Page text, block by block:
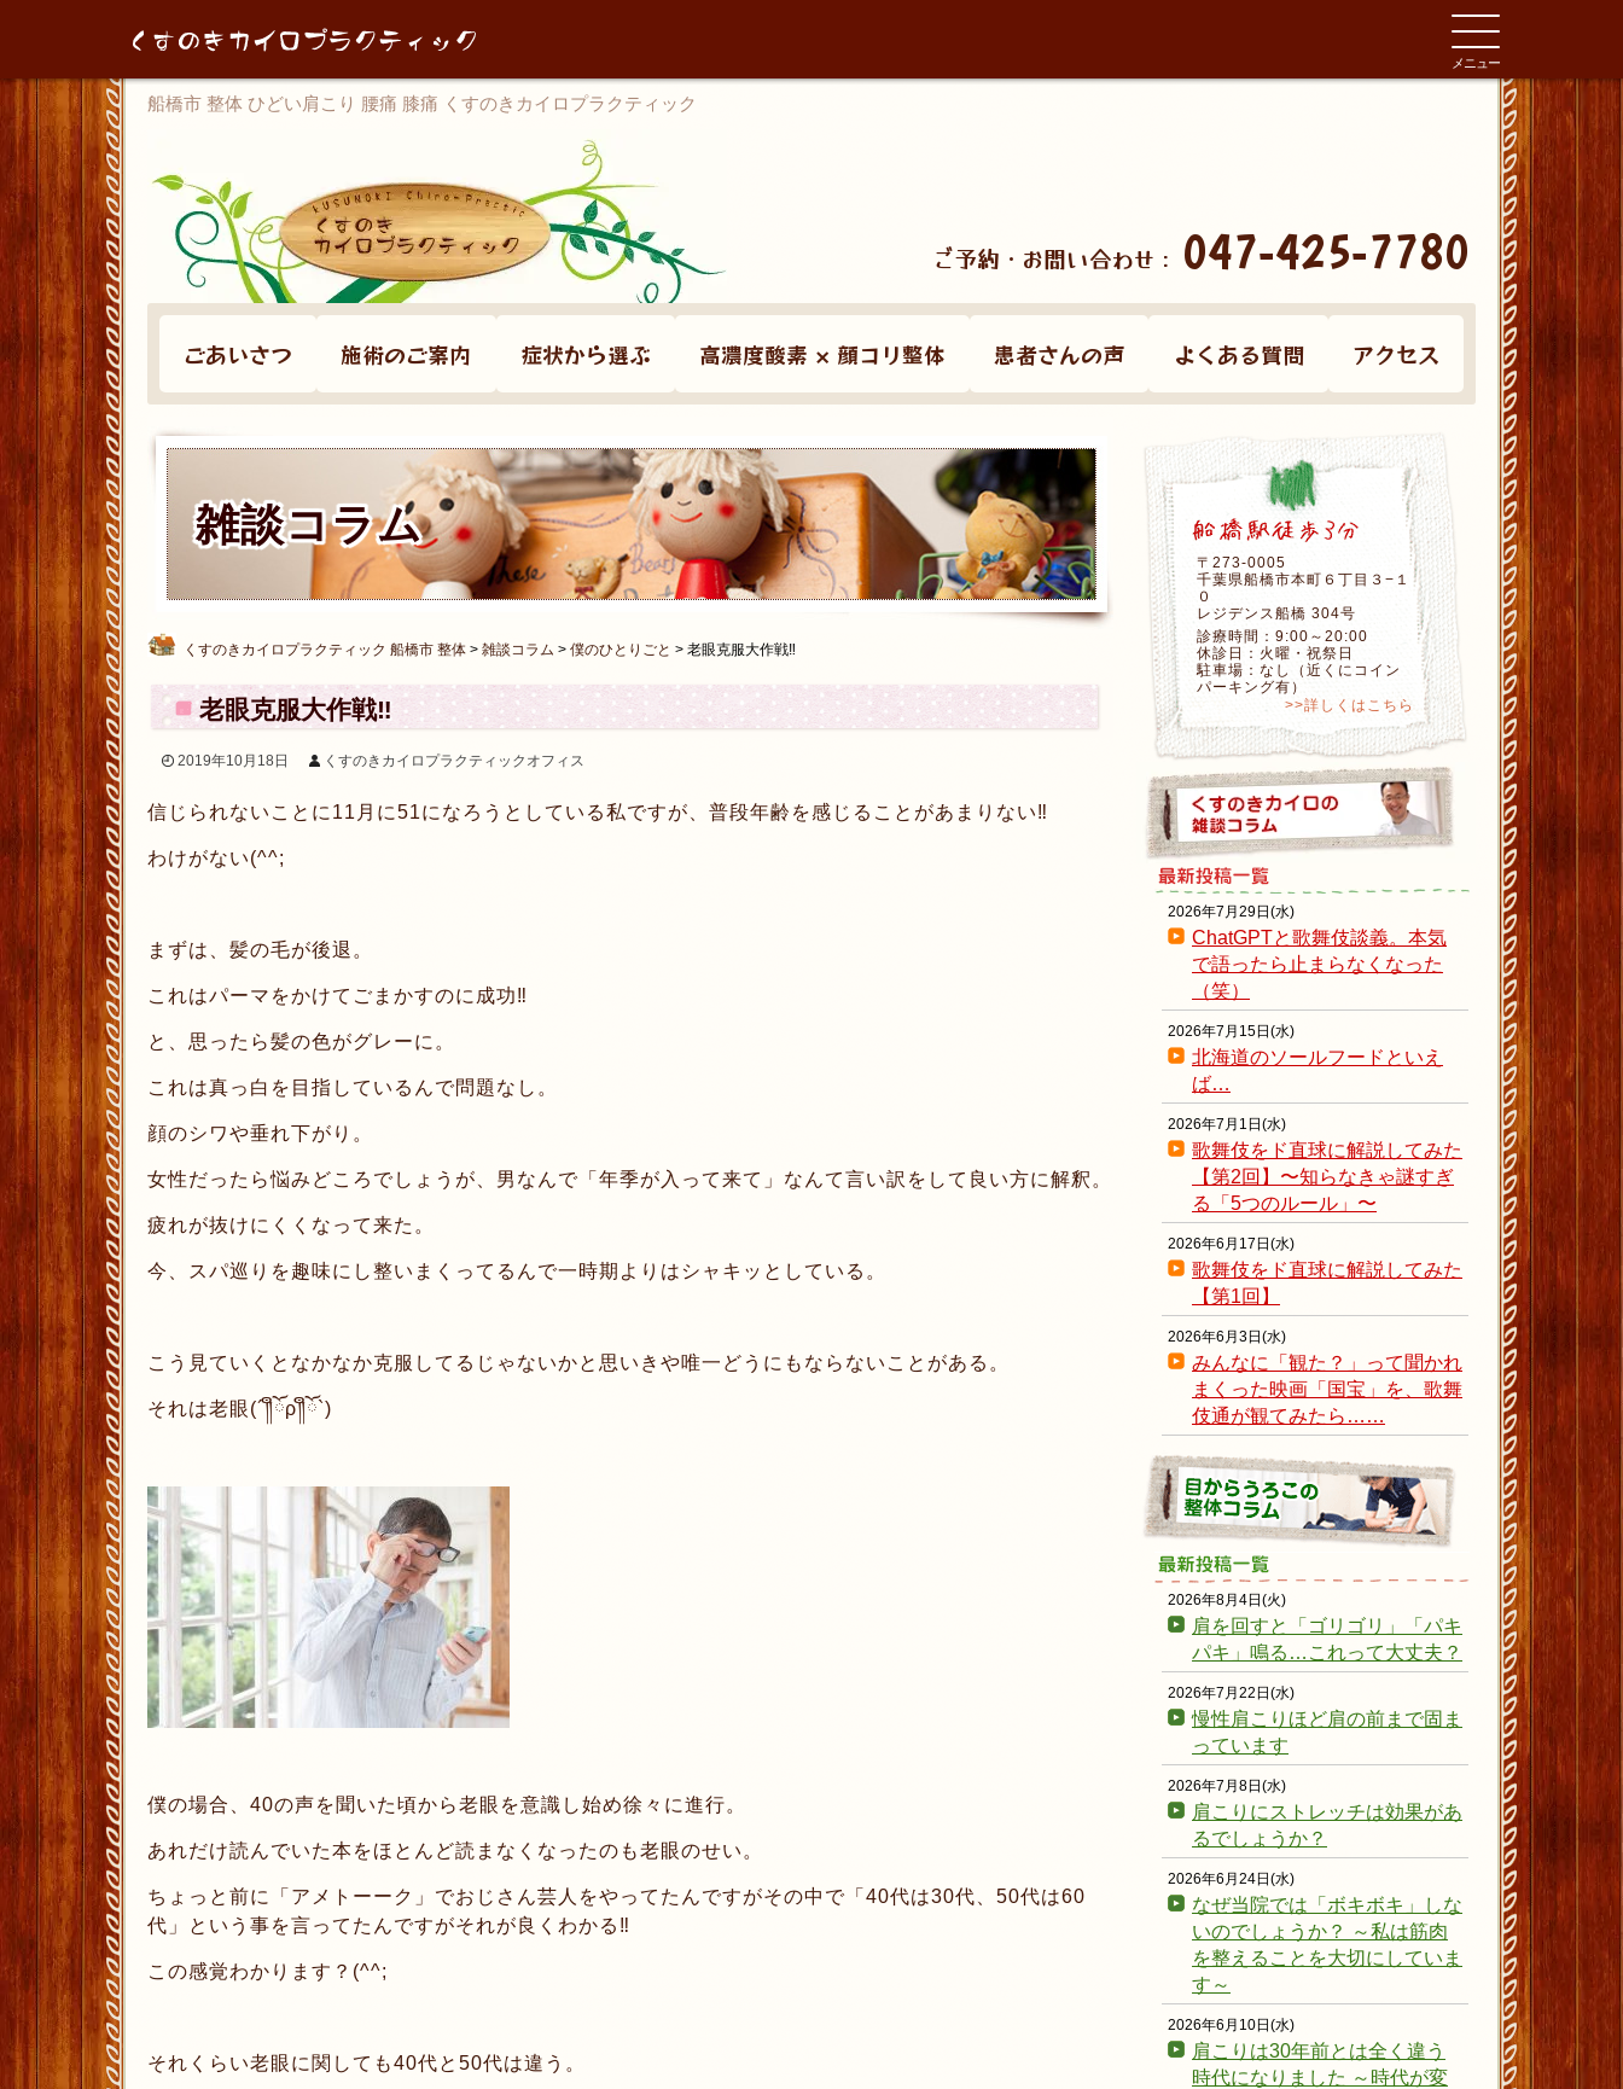
船橋市 整体 ひどい肩こり 腰痛 膝痛 くすのきカイロプラクティック
ご予約・お問い合わせ： 047-425-7780
ごあいさつ 施術のご案内 症状から選ぶ 高濃度酸素 × 顔コリ整体 患者さんの声 よくある質問 アクセス
雑談コラム
くすのきカイロプラクティック 船橋市 整体 > 雑談コラム > 僕のひとりごと > 老眼克服大作戦‼︎
老眼克服大作戦‼︎
2019年10月18日 くすのきカイロプラクティックオフィス
信じられないことに11月に51になろうとしている私ですが、普段年齢を感じることがあまりない‼︎
わけがない(^^;
まずは、髪の毛が後退。
これはパーマをかけてごまかすのに成功‼︎
と、思ったら髪の色がグレーに。
これは真っ白を目指しているんで問題なし。
顔のシワや垂れ下がり。
女性だったら悩みどころでしょうが、男なんで「年季が入って来て」なんて言い訳をして良い方に解釈。
疲れが抜けにくくなって来た。
今、スパ巡りを趣味にし整いまくってるんで一時期よりはシャキッとしている。
こう見ていくとなかなか克服してるじゃないかと思いきや唯一どうにもならないことがある。
それは老眼(´༎ຶོρ༎ຶོ`)
僕の場合、40の声を聞いた頃から老眼を意識し始め徐々に進行。
あれだけ読んでいた本をほとんど読まなくなったのも老眼のせい。
ちょっと前に「アメトーーク」でおじさん芸人をやってたんですがその中で「40代は30代、50代は60
代」という事を言ってたんですがそれが良くわかる‼︎
この感覚わかります？(^^;
それくらい老眼に関しても40代と50代は違う。
〒273-0005
千葉県船橋市本町６丁目３−１
０
レジデンス船橋 304号
診療時間：9:00～20:00
休診日：火曜・祝祭日
駐車場：なし（近くにコイン
パーキング有）
>>詳しくはこちら
2026年7月29日(水)
ChatGPTと歌舞伎談義。本気
で語ったら止まらなくなった
（笑）
2026年7月15日(水)
北海道のソールフードといえ
ば…
2026年7月1日(水)
歌舞伎をド直球に解説してみた
【第2回】〜知らなきゃ謎すぎ
る「5つのルール」〜
2026年6月17日(水)
歌舞伎をド直球に解説してみた
【第1回】
2026年6月3日(水)
みんなに「観た？」って聞かれ
まくった映画「国宝」を、歌舞
伎通が観てみたら……
2026年8月4日(火)
肩を回すと「ゴリゴリ」「パキ
パキ」鳴る…これって大丈夫？
2026年7月22日(水)
慢性肩こりほど肩の前まで固ま
っています
2026年7月8日(水)
肩こりにストレッチは効果があ
るでしょうか？
2026年6月24日(水)
なぜ当院では「ボキボキ」しな
いのでしょうか？ ～私は筋肉
を整えることを大切にしていま
す～
2026年6月10日(水)
肩こりは30年前とは全く違う
時代になりました ～時代が変
メニュー